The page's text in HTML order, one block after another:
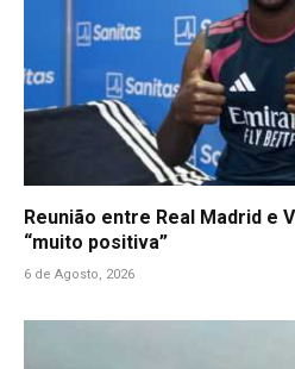
Reunião entre Real Madrid e
“muito positiva”
6 de Agosto, 2026